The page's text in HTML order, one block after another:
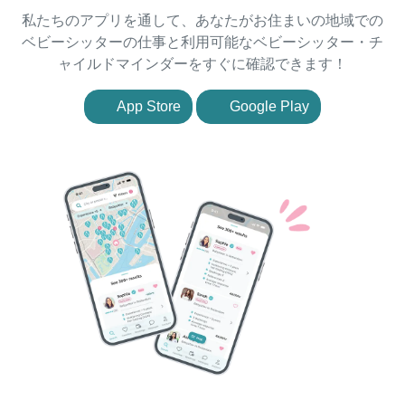
私たちのアプリを通して、あなたがお住まいの地域での
ベビーシッターの仕事と利用可能なベビーシッター・チ
ャイルドマインダーをすぐに確認できます！
App Store Google Play